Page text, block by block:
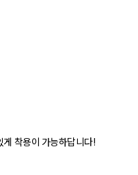
착용이 가능하답니다!